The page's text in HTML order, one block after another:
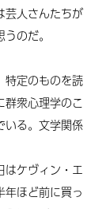
芸人さんたちが
のだ。
特定のものを読
衆心理学のこ
いる。文学関係
ケヴィン・エ
ほど前に買っ